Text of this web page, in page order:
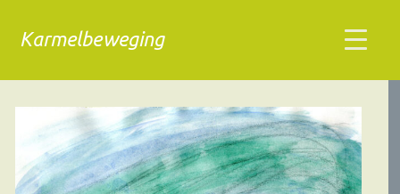
Karmelbeweging